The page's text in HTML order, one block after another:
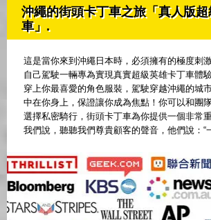
沖繩的街頭卡丁車之旅「真人版
車」.
這是當你來到沖繩日本時，必須擁有的極度刺
自己駕駛一輛專為實現真實超級英雄卡丁車體
穿上你最喜愛的角色服裝，駕駛穿越沖繩的城
中在你身上，保證讓你成為焦點！你可以和團
選擇私密騎行，街頭卡丁車為你提供一個非常
我們說，聽聽我們尊貴顧客的聲音，他們說：“